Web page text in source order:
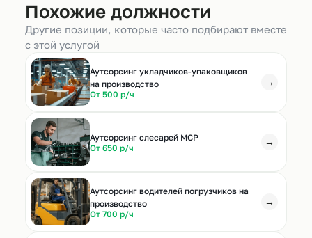
Похожие должности
Другие позиции, которые часто подбирают вместе
с этой услугой
Аутсорсинг укладчиков-упаковщиков
на производство
От 500 р/ч
→
Аутсорсинг слесарей МСР
От 650 р/ч
→
Аутсорсинг водителей погрузчиков на
производство
От 700 р/ч
→